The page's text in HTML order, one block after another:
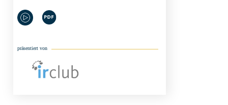
präsentiert von